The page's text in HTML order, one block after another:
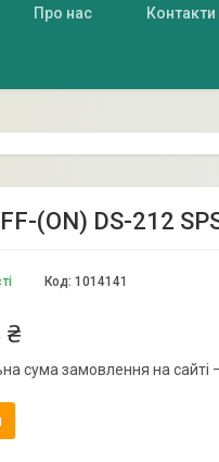
Про нас Контакти
(ON) DS-212
Код: 1014141
₴
сума замовлення на сайті